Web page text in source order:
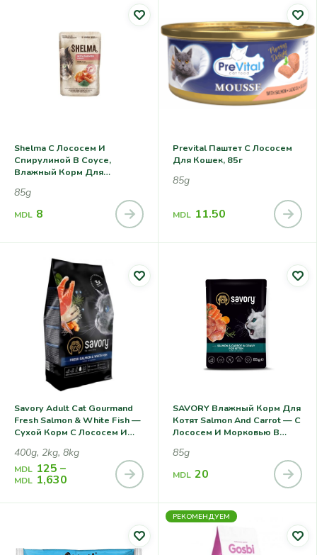
Shelma С Лососем И
Спирулиной В Соусе,
Влажный Корм Для
85г
85g
MDL 8
Prevital Паштет С Лососем
Для Кошек, 85г
85g
MDL 11.50
Savory Adult Cat Gourmand
Fresh Salmon & White Fish —
Сухой Корм С Лососем И
Кошек
400g, 2kg, 8kg
MDL 125 –
MDL 1,630
SAVORY Влажный Корм Для
Котят Salmon And Carrot — С
Лососем И Морковью В
85g
MDL 20
РЕКОМЕНДУЕМ